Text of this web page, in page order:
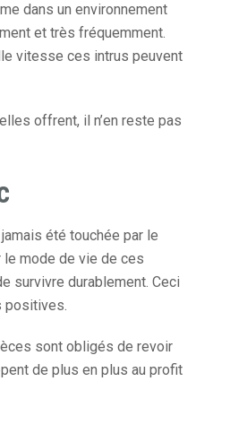
dans un environnement
et très fréquemment.
vitesse ces intrus peuvent
offrent, il n’en reste pas
été touchée par le
le mode de vie de ces
survivre durablement. Ceci
positives.
sont obligés de revoir
de plus en plus au profit